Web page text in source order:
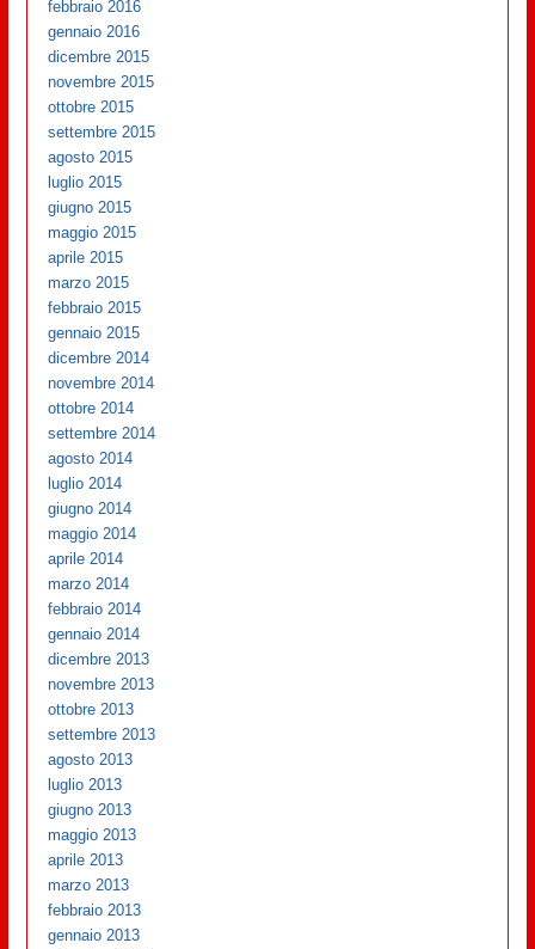
febbraio 2016
gennaio 2016
dicembre 2015
novembre 2015
ottobre 2015
settembre 2015
agosto 2015
luglio 2015
giugno 2015
maggio 2015
aprile 2015
marzo 2015
febbraio 2015
gennaio 2015
dicembre 2014
novembre 2014
ottobre 2014
settembre 2014
agosto 2014
luglio 2014
giugno 2014
maggio 2014
aprile 2014
marzo 2014
febbraio 2014
gennaio 2014
dicembre 2013
novembre 2013
ottobre 2013
settembre 2013
agosto 2013
luglio 2013
giugno 2013
maggio 2013
aprile 2013
marzo 2013
febbraio 2013
gennaio 2013